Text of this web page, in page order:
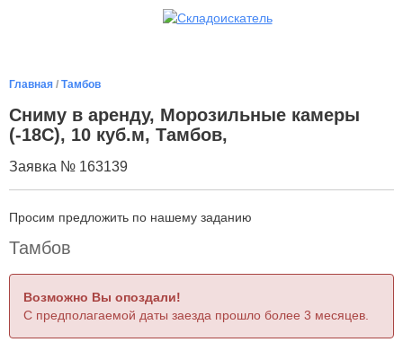
Главная / Тамбов
Сниму в аренду, Морозильные камеры
(-18С), 10 куб.м, Тамбов,
Заявка № 163139
Просим предложить по нашему заданию
Тамбов
Возможно Вы опоздали!
С предполагаемой даты заезда прошло более 3 месяцев.